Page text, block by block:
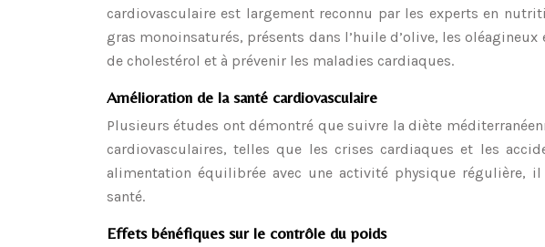
cardiovasculaire est largement reconnu par les experts en
gras monoinsaturés, présents dans l’huile d’olive, les
de cholestérol et à prévenir les maladies cardiaques.
Amélioration de la santé cardiovasculaire
Plusieurs études ont démontré que suivre la diète
cardiovasculaires, telles que les crises cardiaques et les
alimentation équilibrée avec une activité physique régulière,
santé.
Effets bénéfiques sur le contrôle du poids